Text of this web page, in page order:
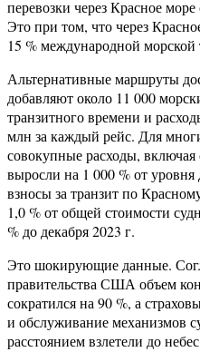
перевозки через Красное
Это при том, что через
15 % международной морской
Альтернативные маршруты
добавляют около 11 000
транзитного времени и
млн за каждый рейс. Для
совокупные расходы,
выросли на 1 000 % от
взносы за транзит по
1,0 % от общей стоимости
% до декабря 2023 г.
Это шокирующие данные.
правительства США объем
сократился на 90 %, а
и обслуживание механизмов
расстоянием взлетели до